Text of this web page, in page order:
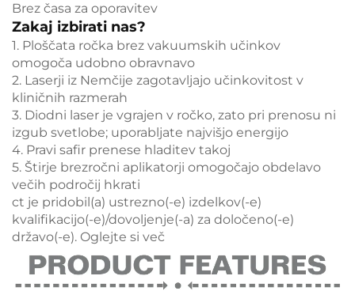
Brez časa za oporavitev
Zakaj izbirati nas?
1. Ploščata ročka brez vakuumskih učinkov
omogoča udobno obravnavo
2. Laserji iz Nemčije zagotavljajo učinkovitost v
kliničnih razmerah
3. Diodni laser je vgrajen v ročko, zato pri prenosu ni
izgub svetlobe; uporabljate najvišjo energijo
4. Pravi safir prenese hladitev takoj
5. Štirje brezročni aplikatorji omogočajo obdelavo
večih področij hkrati
ct je pridobil(a) ustrezno(-e) izdelkov(-e)
kvalifikacijo(-e)/dovoljenje(-a) za določeno(-e)
državo(-e). Oglejte si več